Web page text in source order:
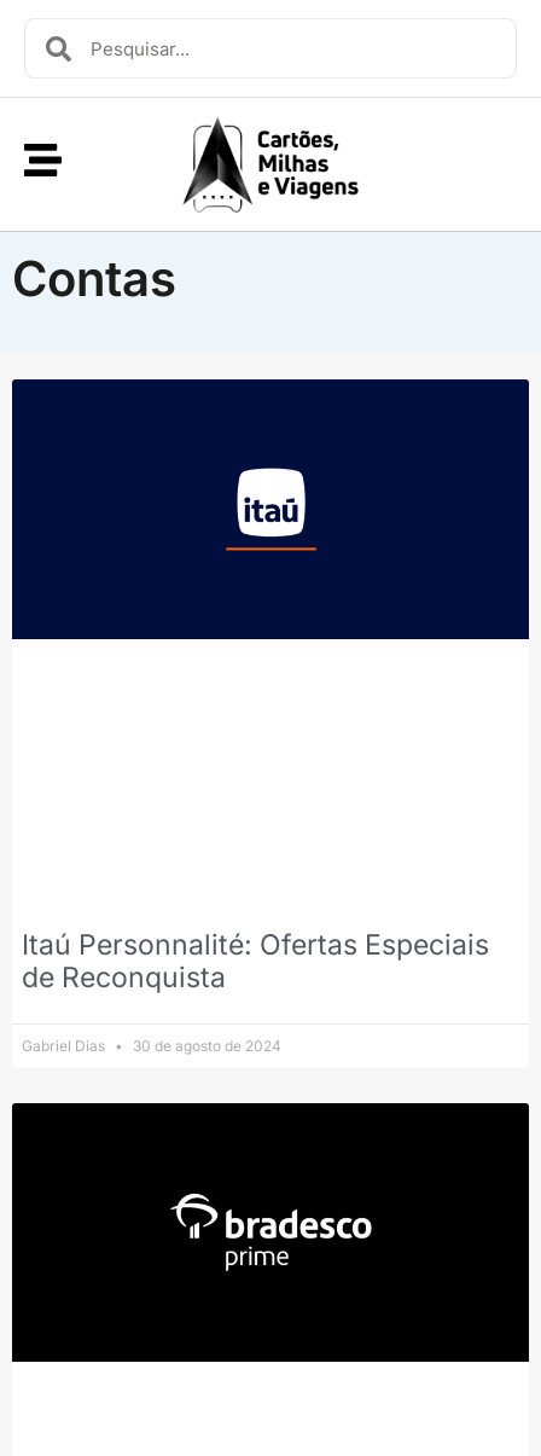
Contas
Itaú Personnalité: Ofertas Especiais
de Reconquista
Gabriel Dias 30 de agosto de 2024